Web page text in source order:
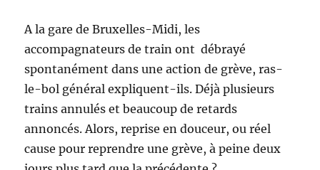
A la gare de Bruxelles-Midi, les
accompagnateurs de train ont débrayé
spontanément dans une action de grève, ras-
le-bol général expliquent-ils. Déjà plusieurs
trains annulés et beaucoup de retards
annoncés. Alors, reprise en douceur, ou réel
cause pour reprendre une grève, à peine deux